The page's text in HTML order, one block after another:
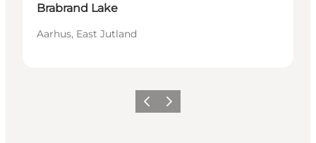
Brabrand Lake
Aarhus, East Jutland
Föregående
Nästa